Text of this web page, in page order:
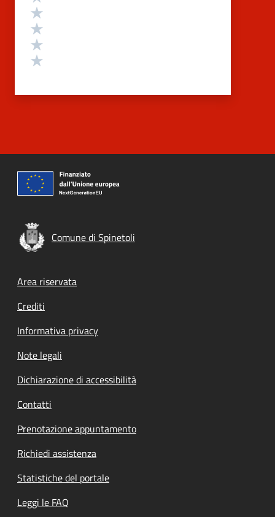
Comune di Spinetoli
Footer menu
Area riservata
Crediti
Informativa privacy
Note legali
Dichiarazione di accessibilità
Contatti
Prenotazione appuntamento
Richiedi assistenza
Statistiche del portale
Leggi le FAQ